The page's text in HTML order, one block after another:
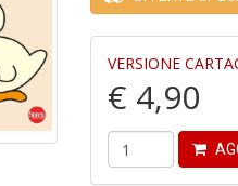
VERSIONE
€ 4,90